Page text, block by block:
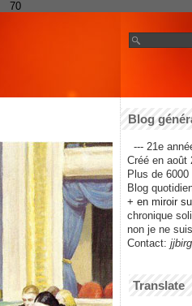
70
Blog
--- 21e
Créé en août
Plus de 6000
Blog
+ en miroir
chronique
non je ne
Contact:
Translate